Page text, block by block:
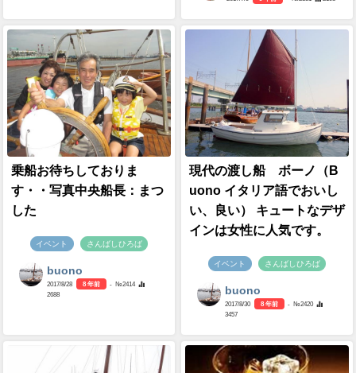
乗船お待ちしておりま
す・・写真中央船長：まつ
した
イベント さんばしひろば
buono
2017/8/28 8 年前
- №2414
2688
現代の渡し船 ボーノ（B
uono イタリア語でおいし
い、良い） キュートなデザ
インは女性に人気です。
イベント さんばしひろば
buono
2017/8/30 8 年前
- №2420
3457